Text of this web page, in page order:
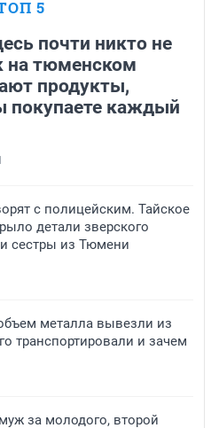
5
почти никто не
на тюменском
продукты,
покупаете каждый
с полицейским. Тайское
детали зверского
и сестры из Тюмени
металла вывезли из
транспортировали и зачем
за молодого, второй